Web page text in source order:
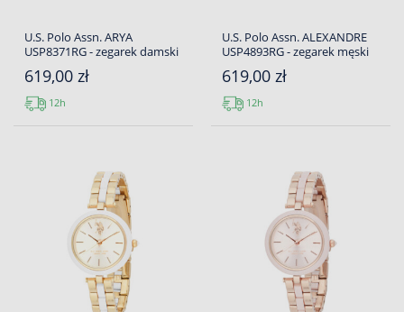
U.S. Polo Assn. ARYA
USP8371RG - zegarek damski
619,00 zł
12h
U.S. Polo Assn. ALEXANDRE
USP4893RG - zegarek męski
619,00 zł
12h